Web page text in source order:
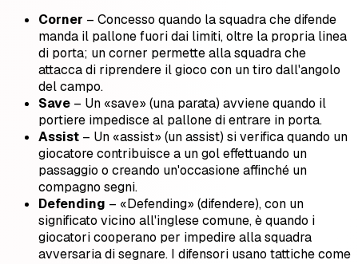
Corner – Concesso quando la squadra che difende
manda il pallone fuori dai limiti, oltre la propria linea
di porta; un corner permette alla squadra che
attacca di riprendere il gioco con un tiro dall'angolo
del campo.
Save – Un «save» (una parata) avviene quando il
portiere impedisce al pallone di entrare in porta.
Assist – Un «assist» (un assist) si verifica quando un
giocatore contribuisce a un gol effettuando un
passaggio o creando un'occasione affinché un
compagno segni.
Defending – «Defending» (difendere), con un
significato vicino all'inglese comune, è quando i
giocatori cooperano per impedire alla squadra
avversaria di segnare. I difensori usano tattiche come